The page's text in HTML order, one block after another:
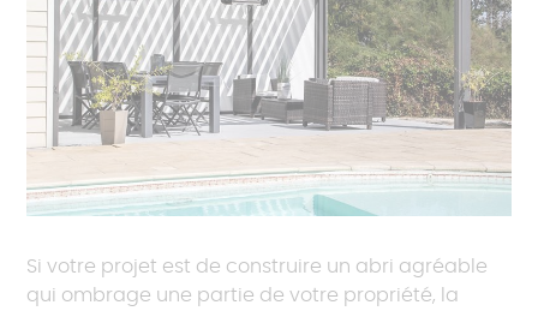
Si votre projet est de construire un abri agréable
qui ombrage une partie de votre propriété, la